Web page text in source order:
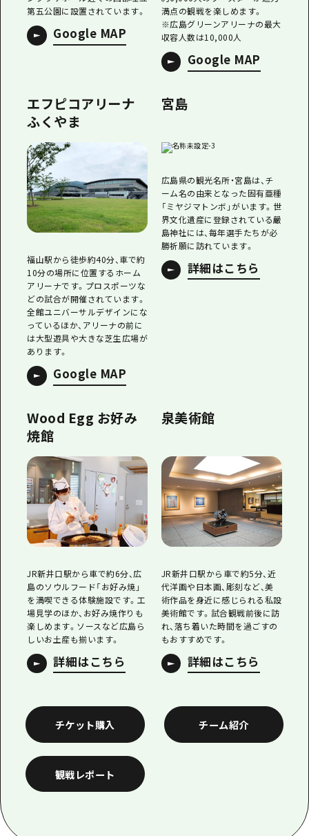
ガイドブック
広島県の魅力を動画でご紹介！
よくあるご質問
メディア掲載情報
関連リンク
第五公園に設置されています。
Google MAP
満点の観戦を楽しめます。
※広島グリーンアリーナの最大
収容人数は10,000人
Google MAP
エフピコアリーナ
ふくやま
福山駅から徒歩約40分、車で約
10分の場所に位置するホーム
アリーナです。プロスポーツな
どの試合が開催されています。
全館ユニバーサルデザインにな
っているほか、アリーナの前に
は大型遊具や大きな芝生広場が
あります。
Google MAP
宮島
広島県の観光名所・宮島は、チ
ーム名の由来となった固有亜種
「ミヤジマトンボ」がいます。世
界文化遺産に登録されている嚴
島神社には、毎年選手たちが必
勝祈願に訪れています。
詳細はこちら
Wood Egg お好み
焼館
JR新井口駅から車で約6分、広
島のソウルフード「お好み焼」
を満喫できる体験施設です。工
場見学のほか、お好み焼作りも
楽しめます。ソースなど広島ら
しいお土産も揃います。
詳細はこちら
泉美術館
JR新井口駅から車で約5分、近
代洋画や日本画、彫刻など、美
術作品を身近に感じられる私設
美術館です。試合観戦前後に訪
れ、落ち着いた時間を過ごすの
もおすすめです。
詳細はこちら
チケット購入 チーム紹介
観戦レポート